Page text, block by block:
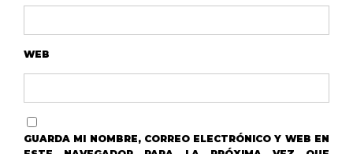
WEB
GUARDA MI NOMBRE, CORREO ELECTRÓNICO Y WEB EN